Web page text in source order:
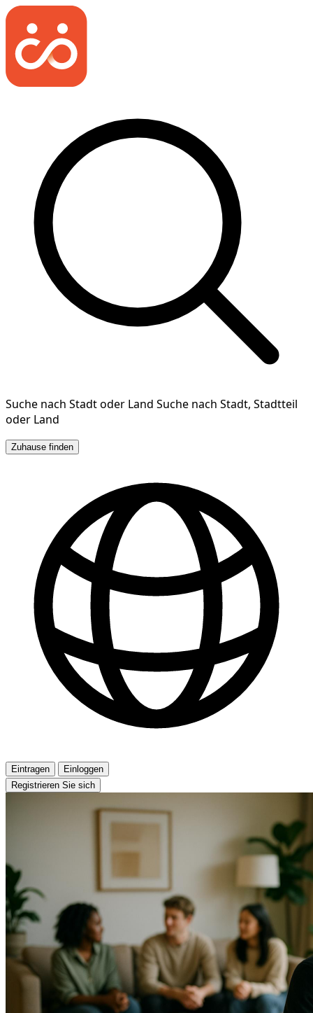
Suche nach Stadt oder Land Suche nach Stadt, Stadtteil
oder Land
Zuhause finden
Eintragen
Einloggen
Registrieren Sie sich